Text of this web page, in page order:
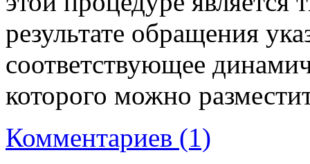
результате обращения
соответствующее
которого можно
Комментариев (1)